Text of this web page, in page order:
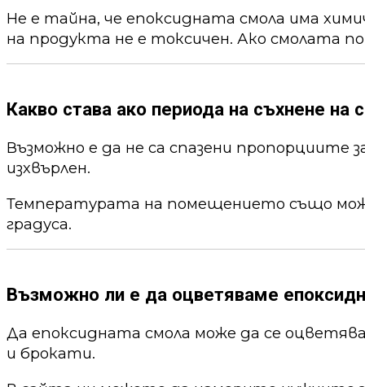
Не е тайна, че епоксидната смола има
на продукта не е токсичен. Ако смолата
Какво става ако периода на съхнене
Възможно е да не са спазени пропорциите
изхвърлен.
Температурата на помещението също
градуса.
Възможно ли е да оцветяваме
Да епоксидната смола може да се
и брокати.